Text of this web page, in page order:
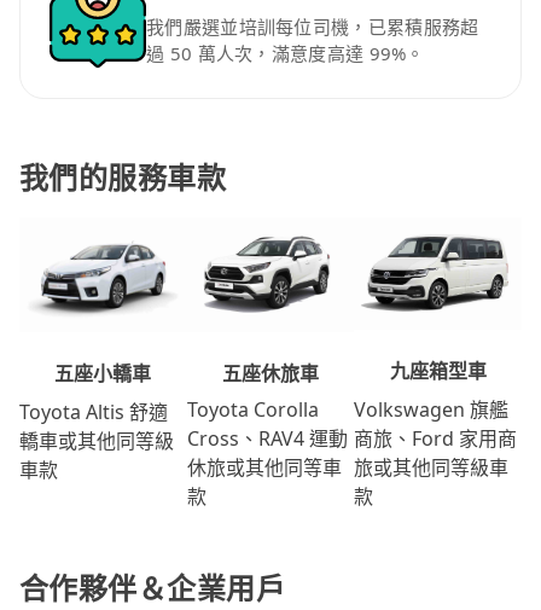
我們嚴選並培訓每位司機，已累積服務超
過 50 萬人次，滿意度高達 99%。
我們的服務車款
五座小轎車
Toyota Altis 舒適
轎車或其他同等級
車款
五座休旅車
Toyota Corolla
Cross、RAV4 運動
休旅或其他同等車
款
九座箱型車
Volkswagen 旗艦
商旅、Ford 家用商
旅或其他同等級車
款
合作夥伴＆企業用戶